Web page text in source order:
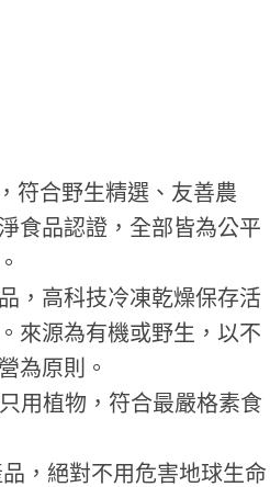
符合野生精選、友善農
食品認證，全部皆為公平
，高科技冷凍乾燥保存活
來源為有機或野生，以不
為原則。
用植物，符合最嚴格素食
，絕對不用危害地球生命